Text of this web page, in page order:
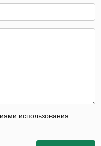
использования